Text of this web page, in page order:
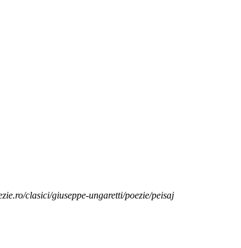
clasici/giuseppe-ungaretti/poezie/peisaj